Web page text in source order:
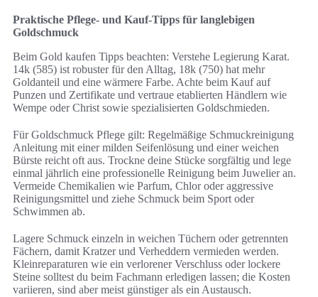
Praktische Pflege- und Kauf-Tipps für langlebigen
Goldschmuck
Beim Gold kaufen Tipps beachten: Verstehe Legierung Karat.
14k (585) ist robuster für den Alltag, 18k (750) hat mehr
Goldanteil und eine wärmere Farbe. Achte beim Kauf auf
Punzen und Zertifikate und vertraue etablierten Händlern wie
Wempe oder Christ sowie spezialisierten Goldschmieden.
Für Goldschmuck Pflege gilt: Regelmäßige Schmuckreinigung
Anleitung mit einer milden Seifenlösung und einer weichen
Bürste reicht oft aus. Trockne deine Stücke sorgfältig und lege
einmal jährlich eine professionelle Reinigung beim Juwelier an.
Vermeide Chemikalien wie Parfum, Chlor oder aggressive
Reinigungsmittel und ziehe Schmuck beim Sport oder
Schwimmen ab.
Lagere Schmuck einzeln in weichen Tüchern oder getrennten
Fächern, damit Kratzer und Verheddern vermieden werden.
Kleinreparaturen wie ein verlorener Verschluss oder lockere
Steine solltest du beim Fachmann erledigen lassen; die Kosten
variieren, sind aber meist günstiger als ein Austausch.